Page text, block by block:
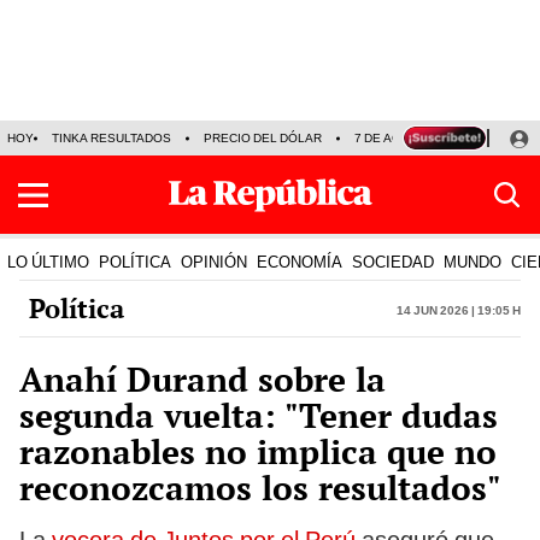
HOY TINKA RESULTADOS PRECIO DEL DÓLAR 7 DE AGOSTO OLLANTA
LO ÚLTIMO POLÍTICA OPINIÓN ECONOMÍA SOCIEDAD MUNDO
Política 14 Jun 2026 | 19:05 h
Anahí Durand sobre la
segunda vuelta: "Tener dudas
razonables no implica que no
reconozcamos los resultados"